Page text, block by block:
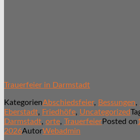
Trauerfeier in Darmstadt
KategorienAbschiedsfeier, Bessungen,
Eberstadt, Friedhöfe, Uncategorized
Darmstadt, orte, TrauerfeierPosted on
2026AutorWebadmin